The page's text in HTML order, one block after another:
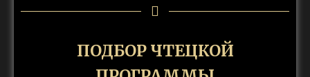
ПОДБОР ЧТЕЦКОЙ